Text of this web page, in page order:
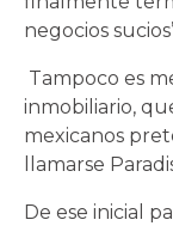
negocios
Tampoco es
inmobiliario,
mexicanos
llamarse
De ese inicial